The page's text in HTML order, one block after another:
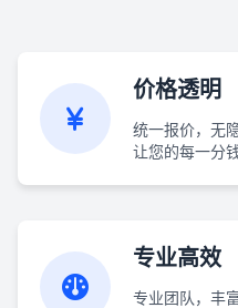
价格透明
统一报价，无
让您的每一分
专业高效
专业团队，丰